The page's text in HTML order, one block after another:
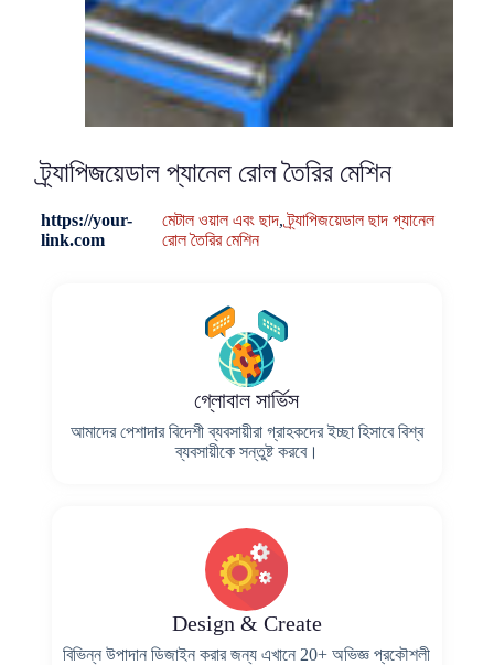
ট্র্যাপিজয়েডাল প্যানেল রোল তৈরির মেশিন
https://your-
link.com
মেটাল ওয়াল এবং ছাদ,ট্র্যাপিজয়েডাল ছাদ প্যানেল
রোল তৈরির মেশিন
গ্লোবাল সার্ভিস
আমাদের পেশাদার বিদেশী ব্যবসায়ীরা গ্রাহকদের ইচ্ছা হিসাবে বিশ্ব
ব্যবসায়ীকে সন্তুষ্ট করবে।
Design & Create
বিভিন্ন উপাদান ডিজাইন করার জন্য এখানে 20+ অভিজ্ঞ প্রকৌশলী